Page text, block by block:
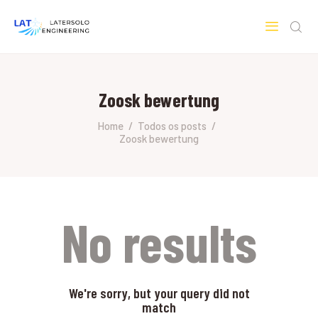
Zoosk bewertung
Home
Todos os posts
Zoosk bewertung
SOBRE A LATERSOLO
ENGINEERING
No results
We're sorry, but your query did not
match